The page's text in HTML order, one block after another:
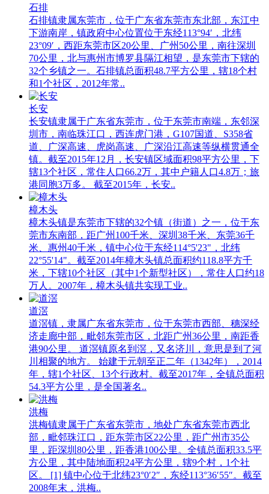
石排
石排镇隶属东莞市，位于广东省东莞市东北部，东江中
下游南岸，镇政府中心位置位于东经113°94′，北纬
23°09′，西距东莞市区20公里、广州50公里，南往深圳
70公里，北与惠州市博罗县隔江相望，是东莞市下辖的
32个乡镇之一。石排镇总面积48.7平方公里，辖18个村
和1个社区，2012年常..
长安
长安镇隶属于广东省东莞市，位于东莞市南端，东邻深
圳市，南临珠江口，西连虎门港，G107国道、S358省
道、广深高速、虎岗高速、广深沿江高速等纵横贯通全
镇。截至2015年12月，长安镇区域面积98平方公里，下
辖13个社区，常住人口66.2万，其中户籍人口4.8万；旅
港同胞3万多。 截至2015年，长安..
樟木头
樟木头镇是东莞市下辖的32个镇（街道）之一，位于东
莞市东南部，距广州100千米、深圳38千米、东莞36千
米、惠州40千米，镇中心位于东经114°5'23"，北纬
22°55'14"。截至2014年樟木头镇总面积约118.8平方千
米，下辖10个社区（其中1个新型社区），常住人口约18
万人。2007年，樟木头镇共实现工业..
道滘
道滘镇，隶属广东省东莞市，位于东莞市西部、穗深经
济走廊中部，毗邻东莞市区，北距广州36公里，南距香
港90公里。 道滘镇原名到滘，又名济川，意思是到了河
川相聚的地方。 始建于元朝至正二年（1342年），2014
年，辖1个社区、13个行政村。截至2017年，全镇总面积
54.3平方公里，是全国著名..
洪梅
洪梅镇隶属于广东省东莞市，地处广东省东莞市西北
部，毗邻珠江口，距东莞市区22公里，距广州市35公
里，距深圳80公里，距香港100公里。全镇总面积33.5平
方公里，其中陆地面积24平方公里，辖9个村，1个社
区。 [1] 镇中心位于北纬23°0′2″，东经113°36′55″。截至
2008年末，洪梅..